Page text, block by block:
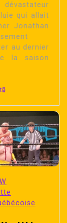
qui allait
Jonathan
au dernier
la saison